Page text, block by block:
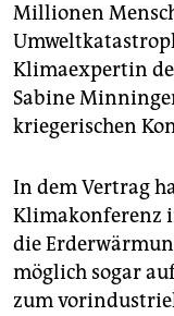
Millionen
Klimaexpertin
Sabine
kriegerischen
In dem Vertrag
Klimakonferenz
die
möglich sogar
zum